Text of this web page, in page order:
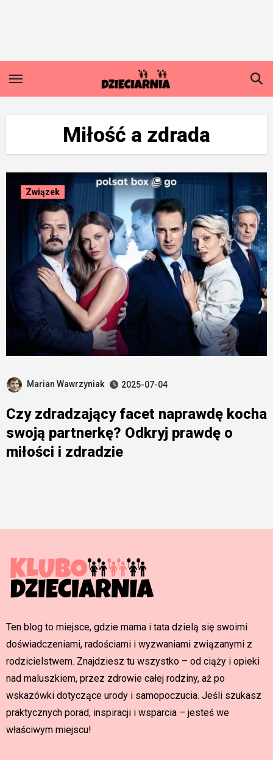
Miłość a zdrada
Związek
Marian Wawrzyniak 2025-07-04
Czy zdradzający facet naprawdę kocha
swoją partnerkę? Odkryj prawdę o
miłości i zdradzie
Ten blog to miejsce, gdzie mama i tata dzielą się swoimi
doświadczeniami, radościami i wyzwaniami związanymi z
rodzicielstwem. Znajdziesz tu wszystko – od ciąży i opieki
nad maluszkiem, przez zdrowie całej rodziny, aż po
wskazówki dotyczące urody i samopoczucia. Jeśli szukasz
praktycznych porad, inspiracji i wsparcia – jesteś we
właściwym miejscu!